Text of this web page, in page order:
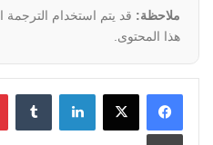
ملاحظة: قد يتم استخدام الترجمة
هذا المحتوى.
لينكدإن